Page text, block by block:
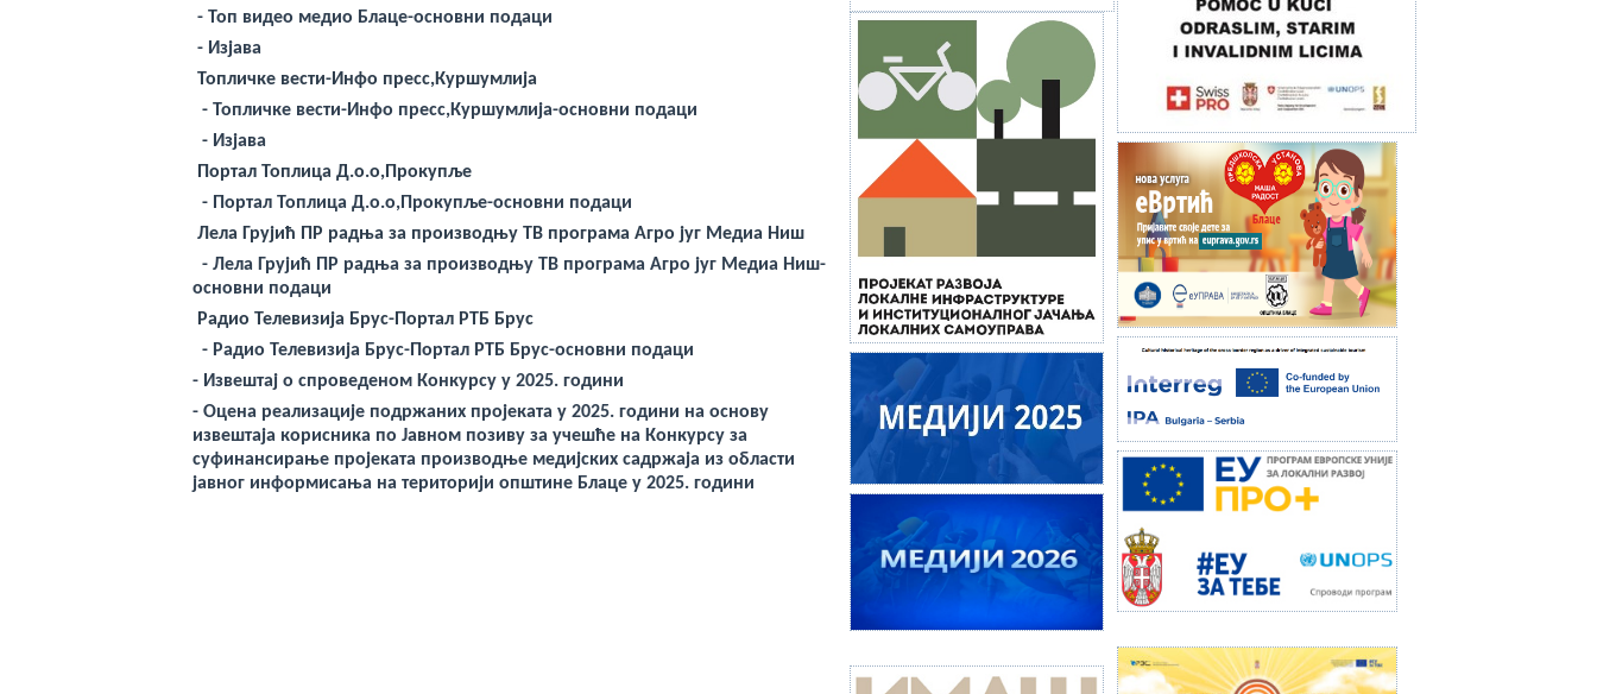
- Топ видео медио Блаце-основни подаци
- Изјава
Топличке вести-Инфо пресс,Куршумлија
- Топличке вести-Инфо пресс,Куршумлија-основни подаци
- Изјава
Портал Топлица Д.о.о,Прокупље
- Портал Топлица Д.о.о,Прокупље-основни подаци
Лела Грујић ПР радња за производњу ТВ програма Агро југ Медиа Ниш
- Лела Грујић ПР радња за производњу ТВ програма Агро југ Медиа Ниш-
основни подаци
Радио Телевизија Брус-Портал РТБ Брус
- Радио Телевизија Брус-Портал РТБ Брус-основни подаци
- Извештај о спроведеном Конкурсу у 2025. години
- Оцена реализације подржаних пројеката у 2025. години на основу
извештаја корисника по Јавном позиву за учешће на Конкурсу за
суфинансирање пројеката производње медијских садржаја из области
јавног информисања на територији општине Блаце у 2025. години